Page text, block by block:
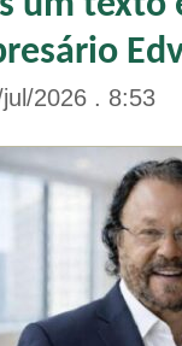
2026 . 8:53